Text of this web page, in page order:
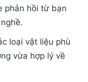
phản hồi từ bạn
loại vật liệu phù
vừa hợp lý về